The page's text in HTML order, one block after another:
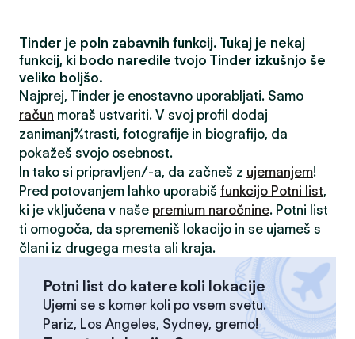
Tinder je poln zabavnih funkcij. Tukaj je nekaj
funkcij, ki bodo naredile tvojo Tinder izkušnjo še
veliko boljšo.
Najprej, Tinder je enostavno uporabljati. Samo
račun moraš ustvariti. V svoj profil dodaj
zanimanja/strasti, fotografije in biografijo, da
pokažeš svojo osebnost.
In tako si pripravljen/-a, da začneš z ujemanjem!
Pred potovanjem lahko uporabiš funkcijo Potni list,
ki je vključena v naše premium naročnine. Potni list
ti omogoča, da spremeniš lokacijo in se ujameš s
člani iz drugega mesta ali kraja.
Potni list do katere koli lokacije
Ujemi se s komer koli po vsem svetu.
Pariz, Los Angeles, Sydney, gremo!